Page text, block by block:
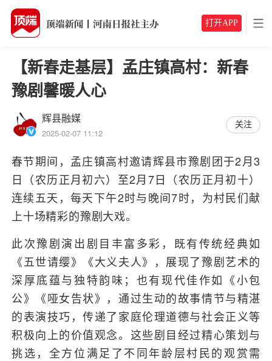
打开APP
【新春走基层】孟庄镇高村：新春
豫剧馨暖人心
辉县融媒
2025-02-07 11:12
关注
春节期间，孟庄镇高村邀请辉县市豫剧团于2月3
日（农历正月初六）至2月7日（农历正月初十）
连续五天，每天下午2时与晚间7时，为村民们献
上十场精彩的豫剧大戏。
此次豫剧演出剧目丰富多彩，既有传统经典如
《五世请缨》《大义夫人》，展现了豫剧艺术的
深厚底蕴与独特韵味；也有现代佳作如《小包
公》《哑女告状》，通过生动的故事情节与精湛
的表演技巧，传递了家庭伦理道德与社会正义等
积极向上的价值观念。这些剧目经过精心策划与
挑选，全方位满足了不同年龄层村民的观赏需